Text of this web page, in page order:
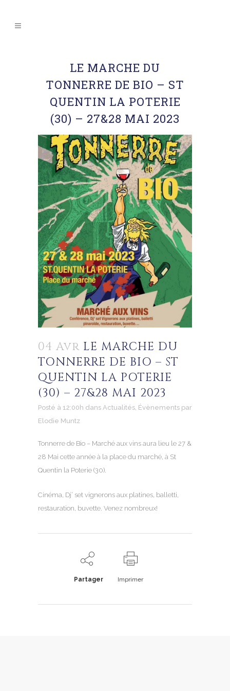
LE MARCHE DU
TONNERRE DE BIO – ST
QUENTIN LA POTERIE
(30) – 27&28 MAI 2023
04 Avr LE MARCHE DU
TONNERRE DE BIO – ST
QUENTIN LA POTERIE
(30) – 27&28 MAI 2023
Posté à 12:00h dans Actualités, Évènements par
Elodie Muntz
Tonnerre de Bio – Marché aux vins aura lieu le 27 &
28 Mai cette année à la place du marché, à St
Quentin la Poterie (30).
Cinéma, Dj’ set vignerons aux platines, balletti,
restauration, buvette. Venez nombreux!
Partager Imprimer